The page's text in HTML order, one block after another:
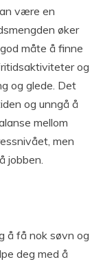
være en
øker
måte å finne
og
og glede. Det
og unngå å
mellom
men
jobben.
å få nok søvn og
deg med å